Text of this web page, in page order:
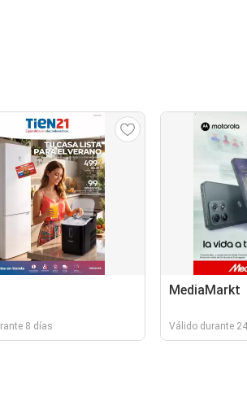
8 días
MediaMarkt
Válido durante